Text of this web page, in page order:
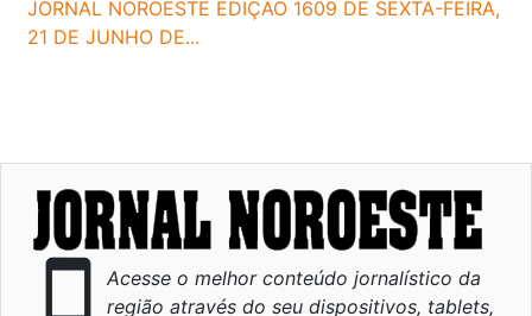
JORNAL NOROESTE EDIÇÃO 1609 DE SEXTA-FEIRA,
21 DE JUNHO DE...
smartphone
Acesse o melhor conteúdo jornalístico da
região através do seu dispositivos, tablets,